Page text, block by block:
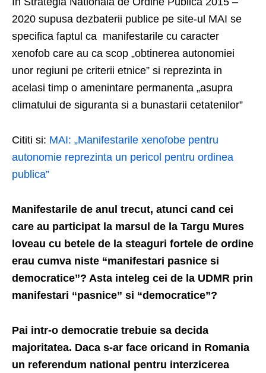
2020 supusa dezbaterii publice pe site-ul MAI se
specifica faptul ca manifestarile cu caracter
xenofob care au ca scop „obtinerea autonomiei
unor regiuni pe criterii etnice” si reprezinta in
acelasi timp o amenintare permanenta „asupra
climatului de siguranta si a bunastarii cetatenilor”
Cititi si: MAI: „Manifestarile xenofobe pentru
autonomie reprezinta un pericol pentru ordinea
publica”
Manifestarile de anul trecut, atunci cand cei
care au participat la marsul de la Targu Mures
loveau cu betele de la steaguri fortele de ordine
erau cumva niste “manifestari pasnice si
democratice”? Asta inteleg cei de la UDMR prin
manifestari “pasnice” si “democratice”?
Pai intr-o democratie trebuie sa decida
majoritatea. Daca s-ar face oricand in Romania
un referendum national pentru interzicerea